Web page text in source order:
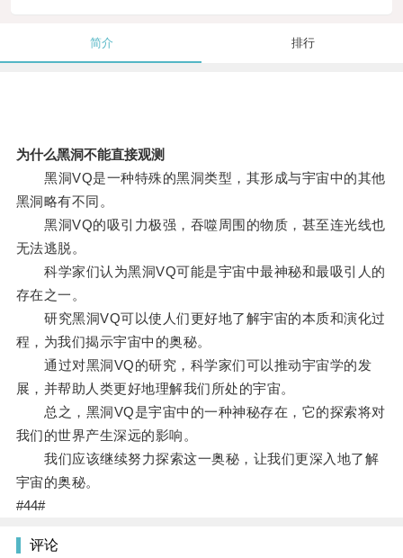
简介 排行
为什么黑洞不能直接观测
黑洞VQ是一种特殊的黑洞类型，其形成与宇宙中的其他
黑洞略有不同。
黑洞VQ的吸引力极强，吞噬周围的物质，甚至连光线也
无法逃脱。
科学家们认为黑洞VQ可能是宇宙中最神秘和最吸引人的
存在之一。
研究黑洞VQ可以使人们更好地了解宇宙的本质和演化过
程，为我们揭示宇宙中的奥秘。
通过对黑洞VQ的研究，科学家们可以推动宇宙学的发
展，并帮助人类更好地理解我们所处的宇宙。
总之，黑洞VQ是宇宙中的一种神秘存在，它的探索将对
我们的世界产生深远的影响。
我们应该继续努力探索这一奥秘，让我们更深入地了解
宇宙的奥秘。
#44#
评论